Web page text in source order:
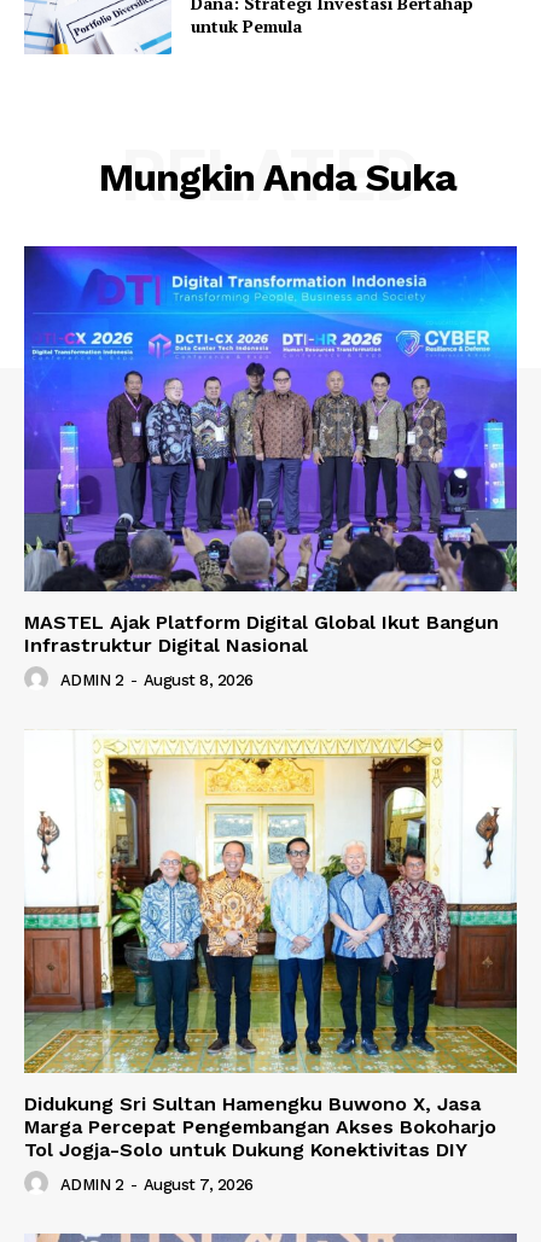
untuk Pemula
Mungkin Anda Suka
RELATED
MASTEL Ajak Platform Digital Global Ikut Bangun
Infrastruktur Digital Nasional
ADMIN 2 - August 8, 2026
Didukung Sri Sultan Hamengku Buwono X, Jasa
Marga Percepat Pengembangan Akses Bokoharjo
Tol Jogja-Solo untuk Dukung Konektivitas DIY
ADMIN 2 - August 7, 2026